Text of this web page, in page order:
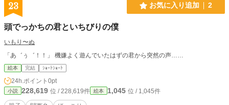
23 お気に入り追加 2
頭でっかちの君といちびりの僕
いもり〜ぬ
「あ゛ぅ゛！！」 機嫌よく遊んでいたはずの君から突然の声……
絵本 完結 ｼｮｰﾄｼｮｰﾄ
24h.ポイント 0pt
小説 228,619 位 / 228,619件 絵本 1,045 位 / 1,045件